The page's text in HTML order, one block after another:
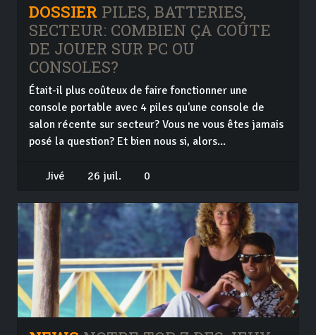
DOSSIER PILES, BATTERIES,
SECTEUR: COMBIEN ÇA COÛTE
DE JOUER SUR PC OU
CONSOLES?
Était-il plus coûteux de faire fonctionner une
console portable avec 4 piles qu'une console de
salon récente sur secteur? Vous ne vous êtes jamais
posé la question? Et bien nous si, alors...
Jivé 26 juil. 0